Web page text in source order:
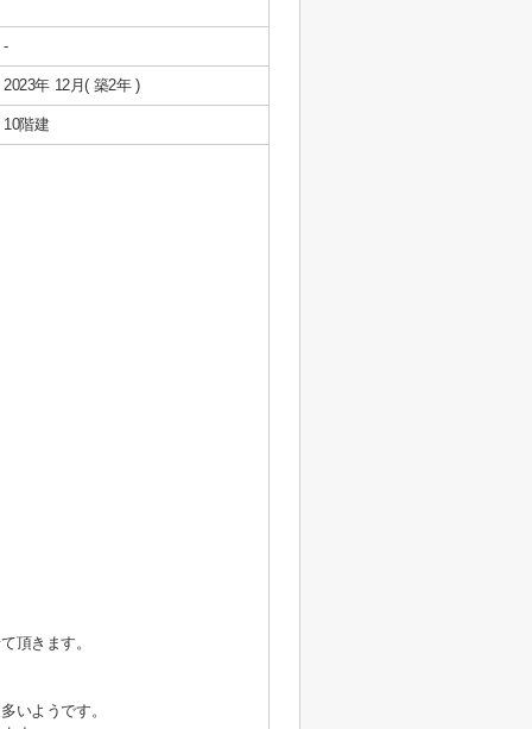
-
2023年 12月( 築2年 )
10階建
頂きます。
いようです。